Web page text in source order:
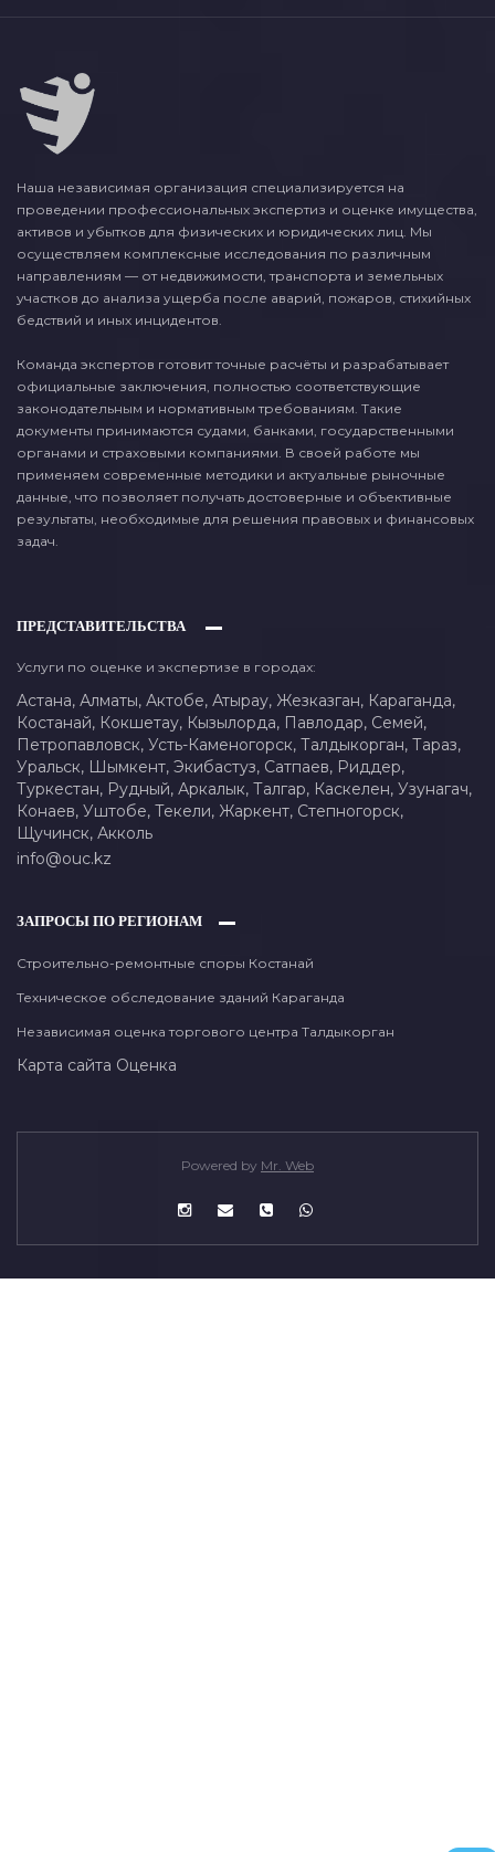
Наша независимая организация специализируется на
проведении профессиональных экспертиз и оценке имущества,
активов и убытков для физических и юридических лиц. Мы
осуществляем комплексные исследования по различным
направлениям — от недвижимости, транспорта и земельных
участков до анализа ущерба после аварий, пожаров, стихийных
бедствий и иных инцидентов.
Команда экспертов готовит точные расчёты и разрабатывает
официальные заключения, полностью соответствующие
законодательным и нормативным требованиям. Такие
документы принимаются судами, банками, государственными
органами и страховыми компаниями. В своей работе мы
применяем современные методики и актуальные рыночные
данные, что позволяет получать достоверные и объективные
результаты, необходимые для решения правовых и финансовых
задач.
ПРЕДСТАВИТЕЛЬСТВА
Услуги по оценке и экспертизе в городах:
Астана, Алматы, Актобе, Атырау, Жезказган, Караганда,
Костанай, Кокшетау, Кызылорда, Павлодар, Семей,
Петропавловск, Усть-Каменогорск, Талдыкорган, Тараз,
Уральск, Шымкент, Экибастуз, Сатпаев, Риддер,
Туркестан, Рудный, Аркалык, Талгар, Каскелен, Узунагач,
Конаев, Уштобе, Текели, Жаркент, Степногорск,
Щучинск, Акколь
info@ouc.kz
ЗАПРОСЫ ПО РЕГИОНАМ
Строительно-ремонтные споры Костанай
Техническое обследование зданий Караганда
Независимая оценка торгового центра Талдыкорган
Карта сайта Оценка
Powered by Mr. Web